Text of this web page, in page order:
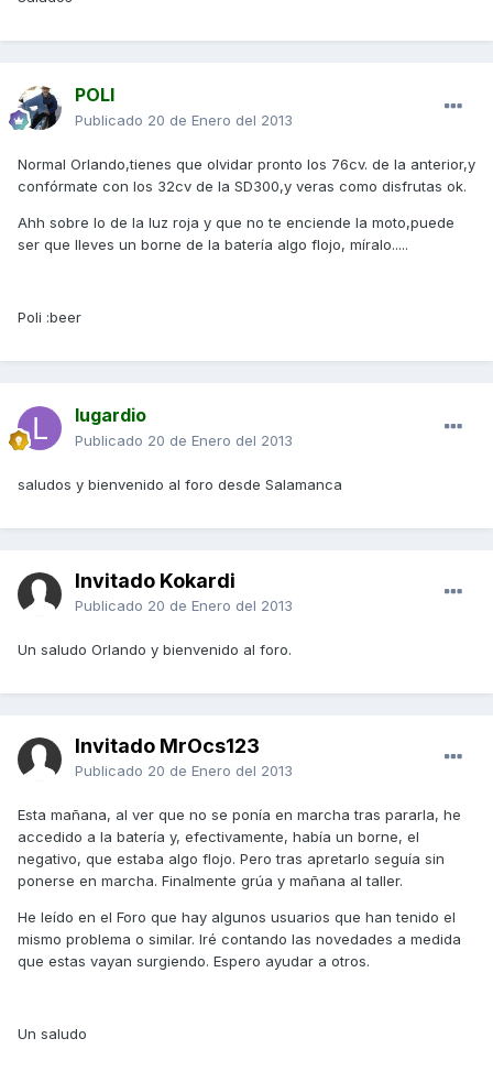
POLI
Publicado 20 de Enero del 2013
Normal Orlando,tienes que olvidar pronto los 76cv. de la anterior,y
confórmate con los 32cv de la SD300,y veras como disfrutas ok.
Ahh sobre lo de la luz roja y que no te enciende la moto,puede
ser que lleves un borne de la batería algo flojo, míralo.....
Poli :beer
lugardio
Publicado 20 de Enero del 2013
saludos y bienvenido al foro desde Salamanca
Invitado Kokardi
Publicado 20 de Enero del 2013
Un saludo Orlando y bienvenido al foro.
Invitado MrOcs123
Publicado 20 de Enero del 2013
Esta mañana, al ver que no se ponía en marcha tras pararla, he
accedido a la batería y, efectivamente, había un borne, el
negativo, que estaba algo flojo. Pero tras apretarlo seguía sin
ponerse en marcha. Finalmente grúa y mañana al taller.
He leído en el Foro que hay algunos usuarios que han tenido el
mismo problema o similar. Iré contando las novedades a medida
que estas vayan surgiendo. Espero ayudar a otros.
Un saludo